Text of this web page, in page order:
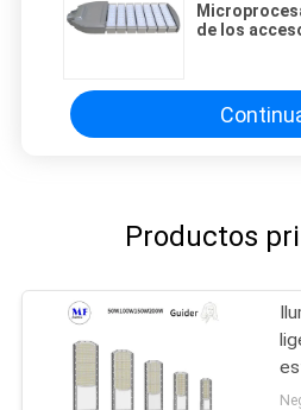
de los
Productos